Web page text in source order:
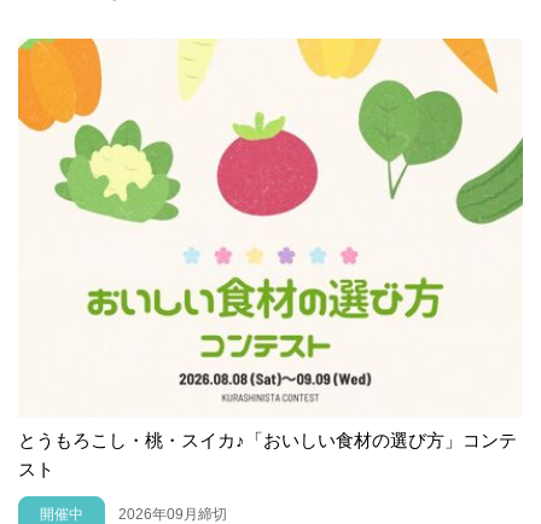
とうもろこし・桃・スイカ♪「おいしい食材の選び方」コンテ
スト
開催中 2026年09月締切